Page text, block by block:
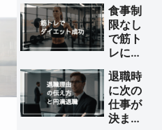
食事制
限なし
で筋ト
レによ
エット
を成功
させる
方法
退職時
に次の
仕事が
決まっ